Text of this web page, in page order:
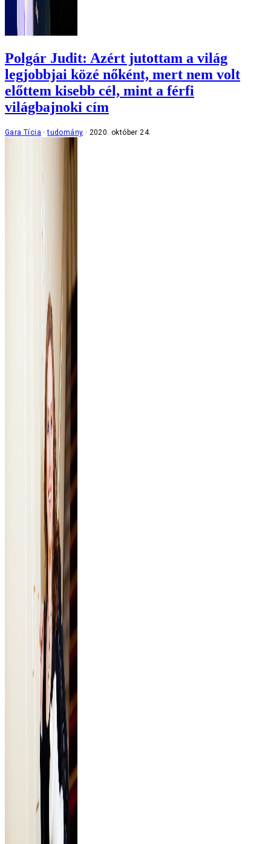
Polgár Judit: Azért jutottam a világ
legjobbjai közé nőként, mert nem volt
előttem kisebb cél, mint a férfi
világbajnoki cím
Gara Tícia tudomány 2020. október 24.